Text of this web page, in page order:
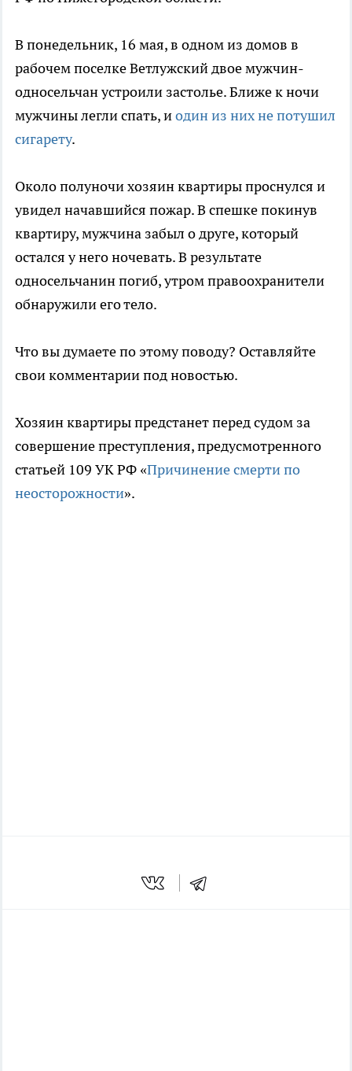
В понедельник, 16 мая, в одном из домов в
рабочем поселке Ветлужский двое мужчин-
односельчан устроили застолье. Ближе к ночи
мужчины легли спать, иодин из них не потушил
сигарету.
Около полуночи хозяин квартиры проснулся и
увидел начавшийся пожар. В спешке покинув
квартиру, мужчина забыл о друге, который
остался у него ночевать. В результате
односельчанин погиб, утром правоохранители
обнаружили его тело.
Что вы думаете по этому поводу? Оставляйте
свои комментарии под новостью.
Хозяин квартиры предстанет перед судом за
совершение преступления, предусмотренного
статьей 109 УК РФ «Причинение смерти по
неосторожности».